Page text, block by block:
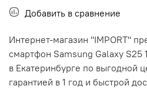
Добавить в сравнение
Интернет-магазин "IMPORT"
смартфон Samsung Galaxy S25
в Екатеринбурге по выгодной
гарантией в 1 год и быстрой